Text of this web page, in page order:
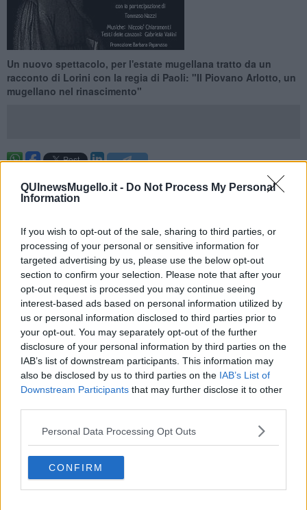
QUInewsMugello.it - Do Not Process My Personal
Information
If you wish to opt-out of the sale, sharing to third parties, or
processing of your personal or sensitive information for
targeted advertising by us, please use the below opt-out
section to confirm your selection. Please note that after your
opt-out request is processed you may continue seeing
interest-based ads based on personal information utilized by
us or personal information disclosed to third parties prior to
your opt-out. You may separately opt-out of the further
disclosure of your personal information by third parties on the
IAB’s list of downstream participants. This information may
also be disclosed by us to third parties on the IAB’s List of
Downstream Participants that may further disclose it to other
Personal Data Processing Opt Outs
CONFIRM
Un nuovo spettacolo, per l'estate mugellana tratto da un
racconto di Lorini con la regia di Paoli: "Il Piovano Arlotto, un
mugellano nel rinascimento"
La prima dello spettacolo sarà venerdì 19 agosto a
Villa Campestri, si continua il 20 alla Pieve di Faltona e il 21 a Villa
Pecori. Le repliche continueranno anche a settembre.
Il Pievano Arlotto
è un personaggio storico che ha vissuto in
Mugello nel periodo prerinascimentale. Di lui si narra fosse un
uomo di grande spirito e umanità, nonché avvezzo a fare scherzi a
volte anche piuttosto crudeli a chi riteneva non comportarsi in modo
corretto.
Lo spettacolo mette insieme fatti realmente accaduti e documentati
ad altri frutto di fantasia, il tutto per dar vita ad una commedia
divertente e che allo stesso tempo induca alla riflessione.
La trama si svolge in un osteria dove il Prete soleva andare
viaggiatori che vi sostavano per rifocillarsi e per riposarsi prima di
riprendere il viaggio. Del religioso si narra fosse anche un
viaggiatore e che avesse diversi amici influenti nel nord dell’Europa.
La trama è semplice e affonda le radici nella cultura contadina e
popolare che fa parte della storia della nostra regione. Lo